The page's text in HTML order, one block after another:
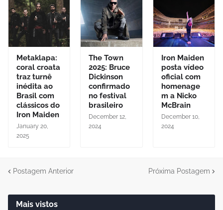
Metaklapa:
coral croata
traz turnê
inédita ao
Brasil com
clássicos do
Iron Maiden
January 20,
2025
The Town
2025: Bruce
Dickinson
confirmado
no festival
brasileiro
December 12,
2024
Iron Maiden
posta vídeo
oficial com
homenage
m a Nicko
McBrain
December 10,
2024
Postagem Anterior Próxima Postagem
Mais vistos